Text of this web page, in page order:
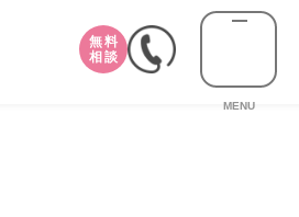
無料
相談
MENU